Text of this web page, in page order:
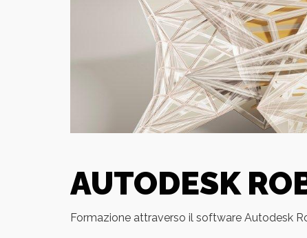
AUTODESK
Formazione attraverso il software Autodesk